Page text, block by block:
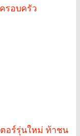
รอบครัว
ตอร์รุ่นใหม่ ท้าชน